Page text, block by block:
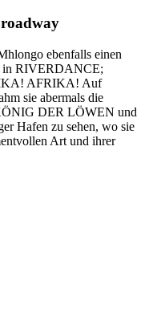
ebenfalls einen
in RIVERDANCE;
AFRIKA! Auf
sie abermals die
DER LÖWEN und
Hafen zu sehen, wo sie
Art und ihrer